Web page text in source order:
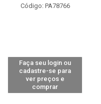
Código: PA78766
Faça seu login ou
cadastre-se para
ver preços e
comprar